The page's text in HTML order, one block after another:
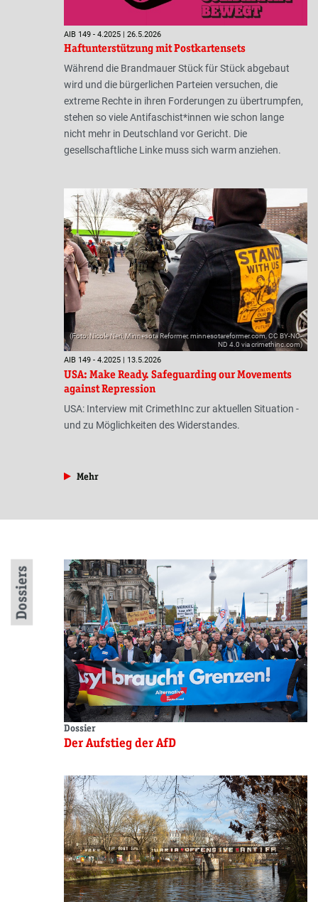
AIB 149 - 4.2025 | 26.5.2026
Haftunterstützung mit Postkartensets
Während die Brandmauer Stück für Stück abgebaut
wird und die bürgerlichen Parteien versuchen, die
extreme Rechte in ihren Forderungen zu übertrumpfen,
stehen so viele Antifaschist*innen wie schon lange
nicht mehr in Deutschland vor Gericht. Die
gesellschaftliche Linke muss sich warm anziehen.
(Foto: Nicole Neri, Minnesota Reformer, minnesotareformer.com, CC BY-NC-
ND 4.0 via crimethinc.com)
AIB 149 - 4.2025 | 13.5.2026
USA: Make Ready. Safeguarding our Movements
against Repression
USA: Interview mit CrimethInc zur aktuellen Situation -
und zu Möglichkeiten des Widerstandes.
Mehraus der Rubrik »Antifa«
Dossiers
Dossier
Der Aufstieg der AfD